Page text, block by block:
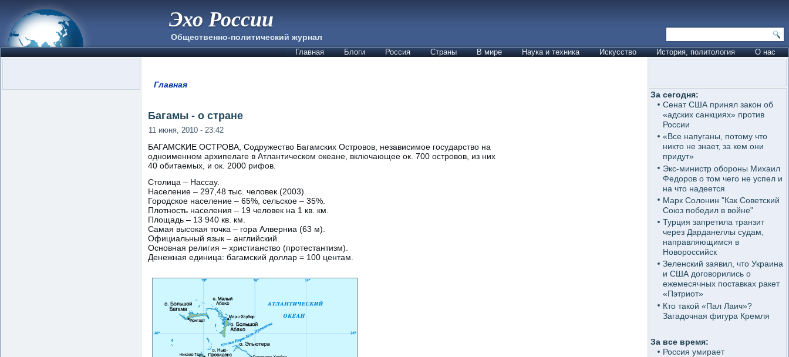
Эхо России
Общественно-политический журнал
Главная Блоги Россия Страны В мире Наука и техника Искусство История, политология О нас
Главная
Багамы - о стране
11 июня, 2010 - 23:42
БАГАМСКИЕ ОСТРОВА, Содружество Багамских Островов, независимое государство на
одноименном архипелаге в Атлантическом океане, включающее ок. 700 островов, из них
40 обитаемых, и ок. 2000 рифов.
Столица – Нассау.
Население – 297,48 тыс. человек (2003).
Городское население – 65%, сельское – 35%.
Плотность населения – 19 человек на 1 кв. км.
Площадь – 13 940 кв. км.
Самая высокая точка – гора Алверниа (63 м).
Официальный язык – английский.
Основная религия – христианство (протестантизм).
Денежная единица: багамский доллар = 100 центам.
За сегодня:
Сенат США принял закон об
«адских санкциях» против
России
«Все напуганы, потому что
никто не знает, за кем они
придут»
Экс-министр обороны Михаил
Федоров о том чего не успел и
на что надеется
Марк Солонин "Как Советский
Союз победил в войне"
Турция запретила транзит
через Дарданеллы судам,
направляющимся в
Новороссийск
Зеленский заявил, что Украина
и США договорились о
ежемесячных поставках ракет
«Пэтриот»
Кто такой «Пал Лаич»?
Загадочная фигура Кремля
За все время:
Россия умирает